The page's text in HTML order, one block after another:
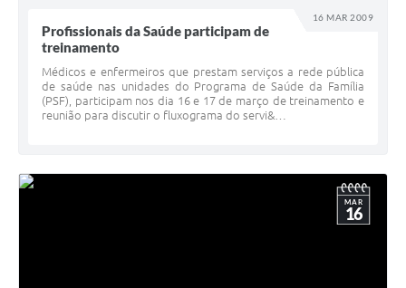
16 MAR 2009
Profissionais da Saúde participam de
treinamento
Médicos e enfermeiros que prestam serviços a rede pública
de saúde nas unidades do Programa de Saúde da Família
(PSF), participam nos dia 16 e 17 de março de treinamento e
reunião para discutir o fluxograma do servi&…
MAR
16